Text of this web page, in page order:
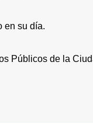
en su día.
Públicos de la